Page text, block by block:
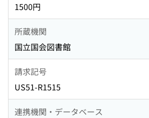
1500円
所蔵機関
国立国会図書館
請求記号
US51-R1515
連携機関・データベース